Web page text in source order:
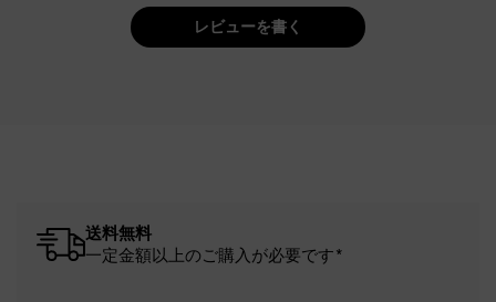
レビューを書く
送料無料
一定金額以上のご購入が必要です*